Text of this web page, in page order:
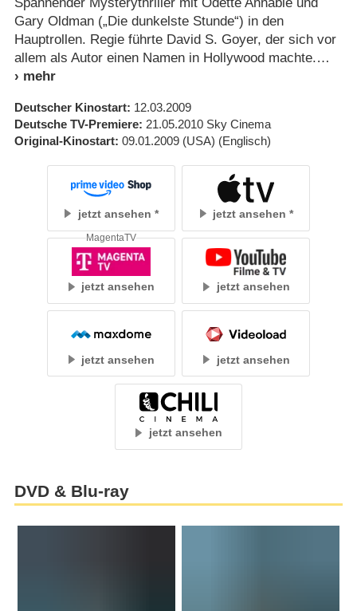
Gary Oldman („Die dunkelste Stunde“) in den
Hauptrollen. Regie führte David S. Goyer, der sich vor
allem als Autor einen Namen in Hollywood machte.
Deutscher Kinostart 12.03.2009
Deutsche TV-Premiere 21.05.2010 Sky Cinema
Original-Kinostart 09.01.2009 (USA) (Englisch)
jetzt ansehen jetzt ansehen
jetzt ansehen
MagentaTV
jetzt ansehen
jetzt ansehen jetzt ansehen
jetzt ansehen
DVD & Blu-ray